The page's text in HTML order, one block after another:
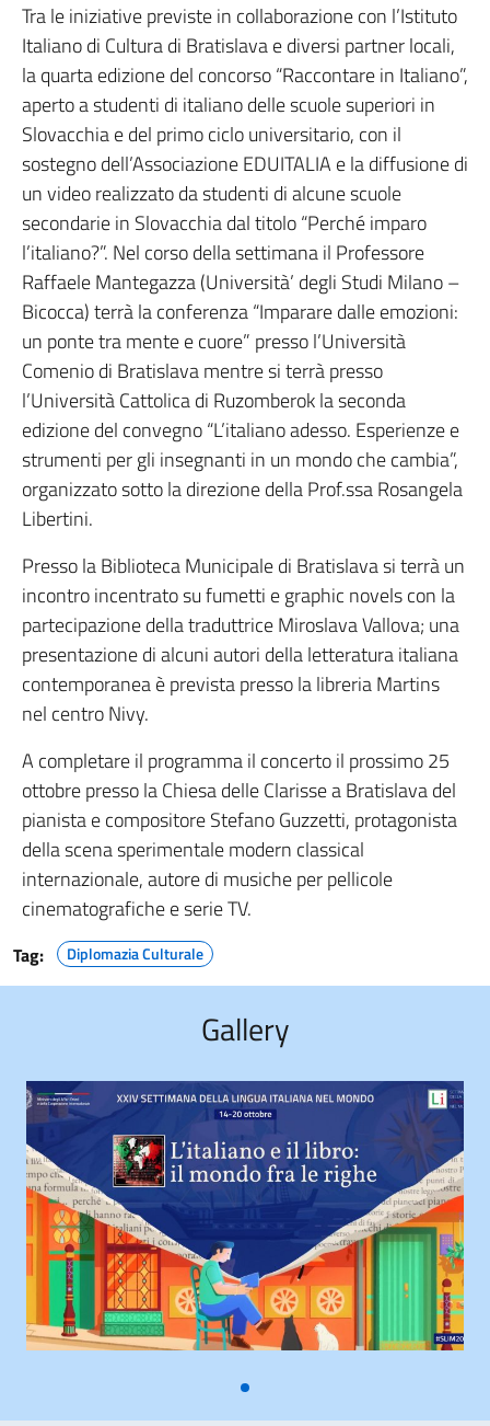
Tra le iniziative previste in collaborazione con l’Istituto
Italiano di Cultura di Bratislava e diversi partner locali,
la quarta edizione del concorso “Raccontare in Italiano”,
aperto a studenti di italiano delle scuole superiori in
Slovacchia e del primo ciclo universitario, con il
sostegno dell’Associazione EDUITALIA e la diffusione di
un video realizzato da studenti di alcune scuole
secondarie in Slovacchia dal titolo “Perché imparo
l’italiano?”. Nel corso della settimana il Professore
Raffaele Mantegazza (Università’ degli Studi Milano –
Bicocca) terrà la conferenza “Imparare dalle emozioni:
un ponte tra mente e cuore” presso l’Università
Comenio di Bratislava mentre si terrà presso
l’Università Cattolica di Ruzomberok la seconda
edizione del convegno “L’italiano adesso. Esperienze e
strumenti per gli insegnanti in un mondo che cambia”,
organizzato sotto la direzione della Prof.ssa Rosangela
Libertini.
Presso la Biblioteca Municipale di Bratislava si terrà un
incontro incentrato su fumetti e graphic novels con la
partecipazione della traduttrice Miroslava Vallova; una
presentazione di alcuni autori della letteratura italiana
contemporanea è prevista presso la libreria Martins
nel centro Nivy.
A completare il programma il concerto il prossimo 25
ottobre presso la Chiesa delle Clarisse a Bratislava del
pianista e compositore Stefano Guzzetti, protagonista
della scena sperimentale modern classical
internazionale, autore di musiche per pellicole
cinematografiche e serie TV.
Tag: Diplomazia Culturale
Gallery